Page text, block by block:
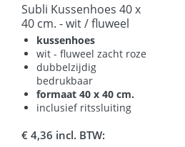
Subli Kussenhoes 40 x
40 cm. - wit / fluweel
soft roze
kussenhoes
wit - fluweel zacht roze
dubbelzijdig
bedrukbaar
formaat 40 x 40 cm.
inclusief ritssluiting
€ 4,36 incl. BTW: